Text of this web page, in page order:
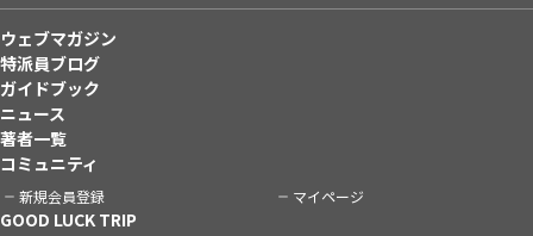
ウェブマガジン
特派員ブログ
ガイドブック
ニュース
著者一覧
コミュニティ
新規会員登録 マイページ
GOOD LUCK TRIP